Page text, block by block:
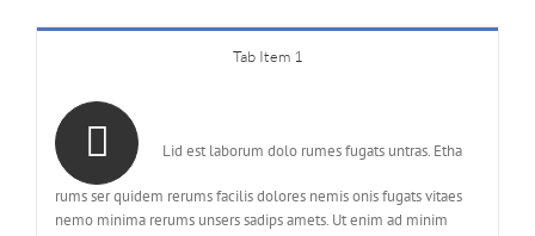
Tab Item 1
Lid est laborum dolo rumes fugats untras. Etha
rums ser quidem rerums facilis dolores nemis onis fugats vitaes
nemo minima rerums unsers sadips amets. Ut enim ad minim